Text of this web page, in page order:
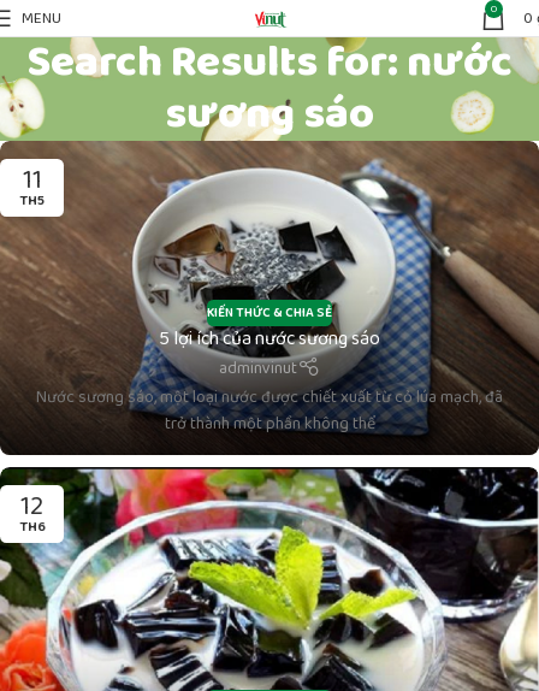
MENU 0 0
Search Results for: nước
sương sáo
11
TH5
KIẾN THỨC & CHIA SẺ
5 lợi ích của nước sương sáo
adminvinut
Nước sương sáo, một loại nước được chiết xuất từ cỏ lúa mạch, đã
trở thành một phần không thể
12
TH6